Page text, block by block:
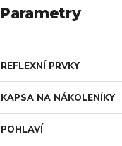
Parametry
REFLEXNÍ PRVKY
KAPSA NA NÁKOLENÍKY
POHLAVÍ